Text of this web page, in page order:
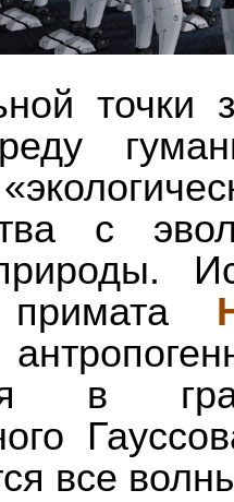
точки
с
примата
в
все